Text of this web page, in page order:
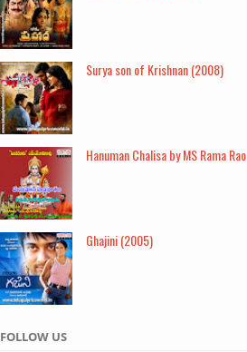
Surya son of Krishnan (2008)
Hanuman Chalisa by MS Rama Rao
Ghajini (2005)
FOLLOW US